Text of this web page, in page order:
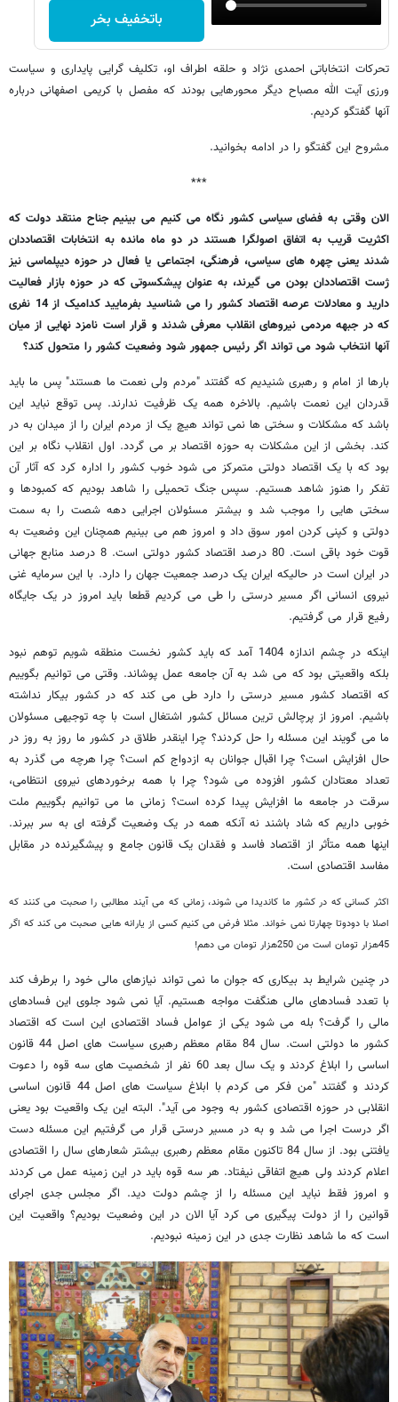
باتخفیف بخر
تحرکات انتخاباتی احمدی نژاد و حلقه اطراف او، تکلیف گرایی پایداری و سیاست
ورزی آیت الله مصباح دیگر محورهایی بودند که مفصل با کریمی اصفهانی درباره
آنها گفتگو کردیم.
مشروح این گفتگو را در ادامه بخوانید.
***
الان وقتی به فضای سیاسی کشور نگاه می کنیم می بینیم جناح منتقد دولت که
اکثریت قریب به اتفاق اصولگرا هستند در دو ماه مانده به انتخابات اقتصاددان
شدند یعنی چهره های سیاسی، فرهنگی، اجتماعی یا فعال در حوزه دیپلماسی نیز
ژست اقتصاددان بودن می گیرند، به عنوان پیشکسوتی که در حوزه بازار فعالیت
دارید و معادلات عرصه اقتصاد کشور را می شناسید بفرمایید کدامیک از 14 نفری
که در جبهه مردمی نیروهای انقلاب معرفی شدند و قرار است نامزد نهایی از میان
آنها انتخاب شود می تواند اگر رئیس جمهور شود وضعیت کشور را متحول کند؟
بارها از امام و رهبری شنیدیم که گفتند "مردم ولی نعمت ما هستند" پس ما باید
قدردان این نعمت باشیم. بالاخره همه یک ظرفیت ندارند. پس توقع نباید این
باشد که مشکلات و سختی ها نمی تواند هیچ یک از مردم ایران را از میدان به در
کند. بخشی از این مشکلات به حوزه اقتصاد بر می گردد. اول انقلاب نگاه بر این
بود که با یک اقتصاد دولتی متمرکز می شود خوب کشور را اداره کرد که آثار آن
تفکر را هنوز شاهد هستیم. سپس جنگ تحمیلی را شاهد بودیم که کمبودها و
سختی هایی را موجب شد و بیشتر مسئولان اجرایی دهه شصت را به سمت
دولتی و کپنی کردن امور سوق داد و امروز هم می بینیم همچنان این وضعیت به
قوت خود باقی است. 80 درصد اقتصاد کشور دولتی است. 8 درصد منابع جهانی
در ایران است در حالیکه ایران یک درصد جمعیت جهان را دارد. با این سرمایه غنی
نیروی انسانی اگر مسیر درستی را طی می کردیم قطعا باید امروز در یک جایگاه
رفیع قرار می گرفتیم.
اینکه در چشم اندازه 1404 آمد که باید کشور نخست منطقه شویم توهم نبود
بلکه واقعیتی بود که می شد به آن جامعه عمل پوشاند. وقتی می توانیم بگوییم
که اقتصاد کشور مسیر درستی را دارد طی می کند که در کشور بیکار نداشته
باشیم. امروز از پرچالش ترین مسائل کشور اشتغال است با چه توجیهی مسئولان
ما می گویند این مسئله را حل کردند؟ چرا اینقدر طلاق در کشور ما روز به روز در
حال افزایش است؟ چرا اقبال جوانان به ازدواج کم است؟ چرا هرچه می گذرد به
تعداد معتادان کشور افزوده می شود؟ چرا با همه برخوردهای نیروی انتظامی،
سرقت در جامعه ما افزایش پیدا کرده است؟ زمانی ما می توانیم بگوییم ملت
خوبی داریم که شاد باشند نه آنکه همه در یک وضعیت گرفته ای به سر ببرند.
اینها همه متأثر از اقتصاد فاسد و فقدان یک قانون جامع و پیشگیرنده در مقابل
مفاسد اقتصادی است.
اکثر کسانی که در کشور ما کاندیدا می شوند، زمانی که می آیند مطالبی را صحبت می کنند که
اصلا با دودوتا چهارتا نمی خواند. مثلا فرض می کنیم کسی از یارانه هایی صحبت می کند که اگر
45هزار تومان است من 250هزار تومان می دهم!
در چنین شرایط بد بیکاری که جوان ما نمی تواند نیازهای مالی خود را برطرف کند
با تعدد فسادهای مالی هنگفت مواجه هستیم. آیا نمی شود جلوی این فسادهای
مالی را گرفت؟ بله می شود یکی از عوامل فساد اقتصادی این است که اقتصاد
کشور ما دولتی است. سال 84 مقام معظم رهبری سیاست های اصل 44 قانون
اساسی را ابلاغ کردند و یک سال بعد 60 نفر از شخصیت های سه قوه را دعوت
کردند و گفتند "من فکر می کردم با ابلاغ سیاست های اصل 44 قانون اساسی
انقلابی در حوزه اقتصادی کشور به وجود می آید". البته این یک واقعیت بود یعنی
اگر درست اجرا می شد و به در مسیر درستی قرار می گرفتیم این مسئله دست
یافتنی بود. از سال 84 تاکنون مقام معظم رهبری بیشتر شعارهای سال را اقتصادی
اعلام کردند ولی هیچ اتفاقی نیفتاد. هر سه قوه باید در این زمینه عمل می کردند
و امروز فقط نباید این مسئله را از چشم دولت دید. اگر مجلس جدی اجرای
قوانین را از دولت پیگیری می کرد آیا الان در این وضعیت بودیم؟ واقعیت این
است که ما شاهد نظارت جدی در این زمینه نبودیم.